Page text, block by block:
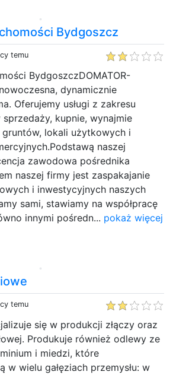
Bydgoszcz
temu
BydgoszczDOMATOR-
dynamicznie
Oferujemy usługi z zakresu
kupnie, wynajmie
gruntów, lokali użytkowych i
naszej
zawodowa pośrednika
naszej firmy jest zaspakajanie
i inwestycyjnych naszych
sami, stawiamy na współpracę
innymi pośredn... pokaż więcej
temu
się w produkcji złączy oraz
Produkuje również odlewy ze
i miedzi, które
w wielu gałęziach przemysłu: w